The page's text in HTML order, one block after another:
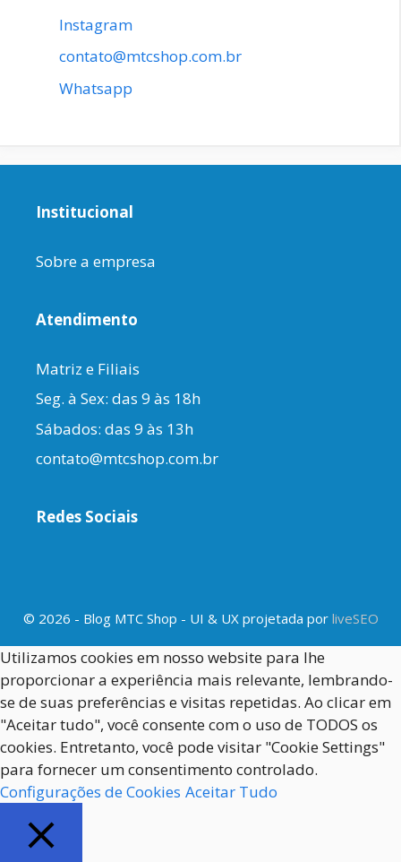
Instagram
contato@mtcshop.com.br
Whatsapp
Institucional
Sobre a empresa
Atendimento
Matriz e Filiais
Seg. à Sex: das 9 às 18h
Sábados: das 9 às 13h
contato@mtcshop.com.br
Redes Sociais
© 2026 - Blog MTC Shop - UI & UX projetada por liveSEO
Utilizamos cookies em nosso website para lhe
proporcionar a experiência mais relevante, lembrando-
se de suas preferências e visitas repetidas. Ao clicar em
"Aceitar tudo", você consente com o uso de TODOS os
cookies. Entretanto, você pode visitar "Cookie Settings"
para fornecer um consentimento controlado.
Configurações de Cookies Aceitar Tudo